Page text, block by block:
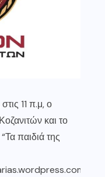
11 π.μ, ο
και το
παιδιά της